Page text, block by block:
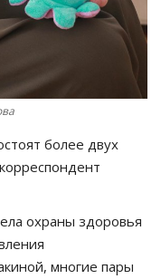
более двух
охраны здоровья
многие пары